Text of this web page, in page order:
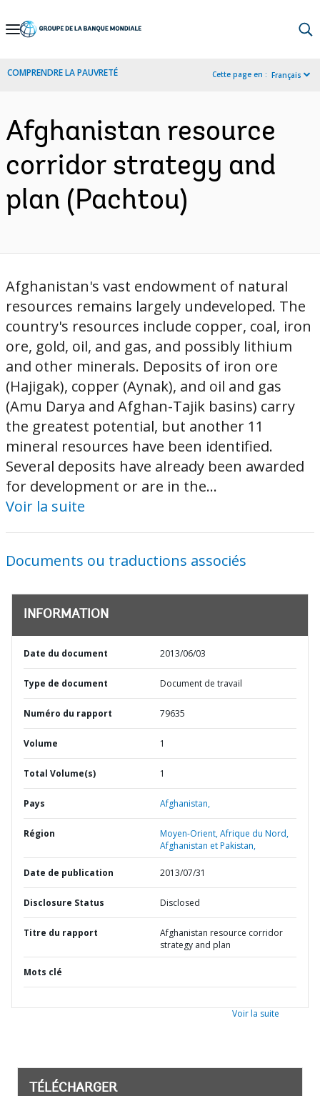
Skip
Navigation
COMPRENDRE LA PAUVRETÉ Cette page en : Français
Afghanistan resource
corridor strategy and
plan (Pachtou)
Afghanistan's vast endowment of natural
resources remains largely undeveloped. The
country's resources include copper, coal, iron
ore, gold, oil, and gas, and possibly lithium
and other minerals. Deposits of iron ore
(Hajigak), copper (Aynak), and oil and gas
(Amu Darya and Afghan-Tajik basins) carry
the greatest potential, but another 11
mineral resources have been identified.
Several deposits have already been awarded
for development or are in the...
Voir la suite
Documents ou traductions associés
INFORMATION
Date du document 2013/06/03
Type de document Document de travail
Numéro du rapport 79635
Volume 1
Total Volume(s) 1
Pays Afghanistan,
Région
Moyen-Orient, Afrique du Nord,
Afghanistan et Pakistan,
Date de publication 2013/07/31
Disclosure Status Disclosed
Titre du rapport
Afghanistan resource corridor
strategy and plan
Mots clé
Voir la suite
TÉLÉCHARGER